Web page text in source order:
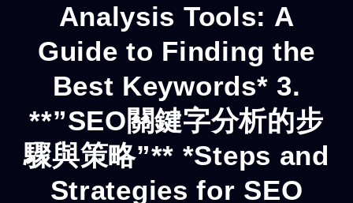
Analysis Tools: A
Guide to Finding the
Best Keywords* 3.
**”SEO關鍵字分析的步
驟與策略”** *Steps and
Strategies for SEO